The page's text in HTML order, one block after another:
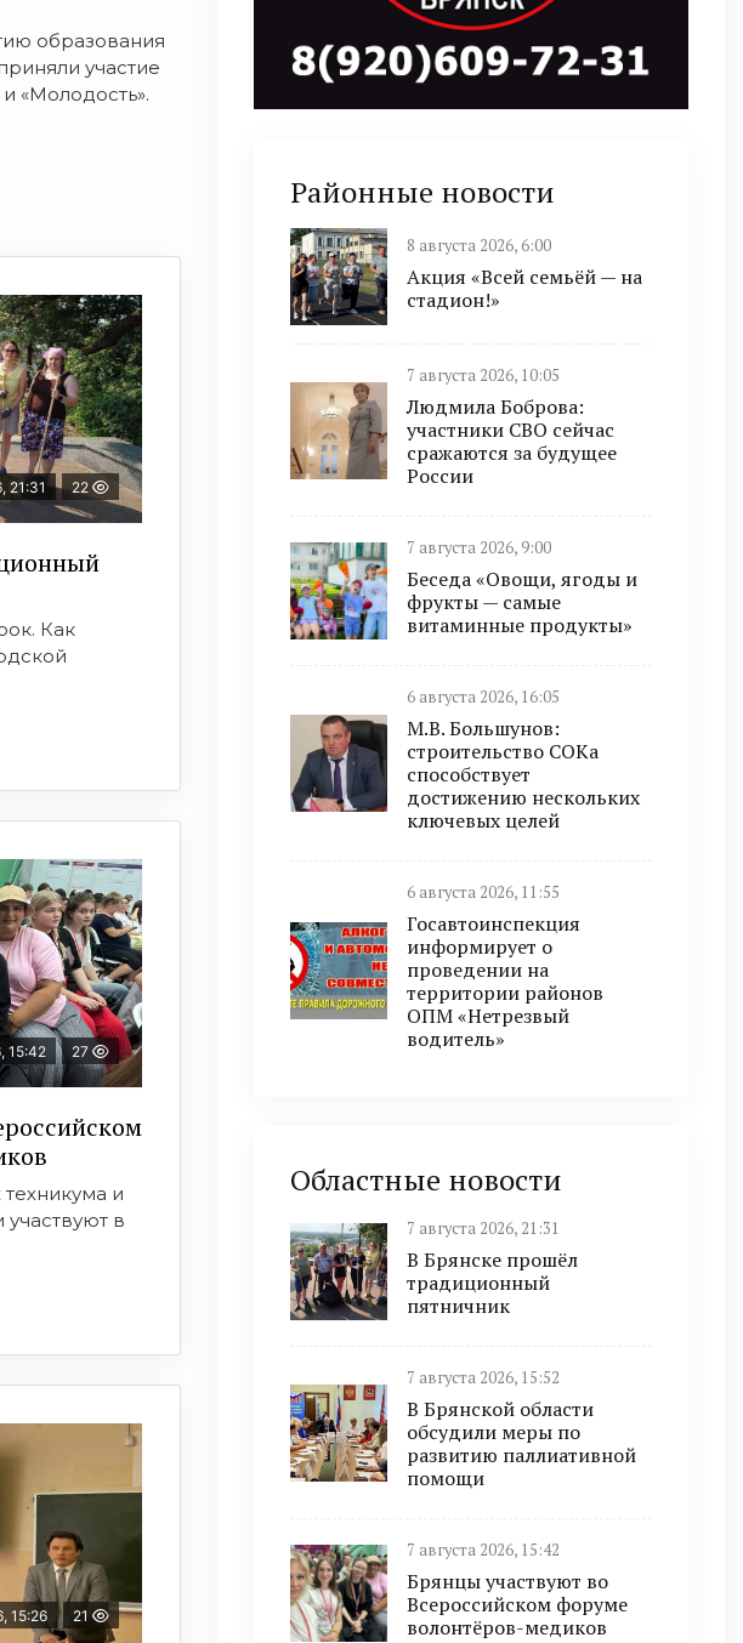
образования
участие
«Молодость».
21:31 22
Как
15:42 27
и
в
15:26 21
Районные новости
8 августа 2026, 6:00
Акция «Всей семьёй — на
стадион!»
7 августа 2026, 10:05
Людмила Боброва:
участники СВО сейчас
сражаются за будущее
России
7 августа 2026, 9:00
Беседа «Овощи, ягоды и
фрукты — самые
витаминные продукты»
6 августа 2026, 16:05
М.В. Большунов:
строительство СОКа
способствует
достижению нескольких
ключевых целей
6 августа 2026, 11:55
Госавтоинспекция
информирует о
проведении на
территории районов
ОПМ «Нетрезвый
водитель»
Областные новости
7 августа 2026, 21:31
В Брянске прошёл
традиционный
пятничник
7 августа 2026, 15:52
В Брянской области
обсудили меры по
развитию паллиативной
помощи
7 августа 2026, 15:42
Брянцы участвуют во
Всероссийском форуме
волонтёров-медиков